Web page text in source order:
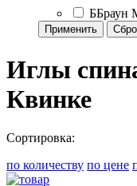
ББраун
Иглы
Квинке
Сортировка:
по количеству по цене